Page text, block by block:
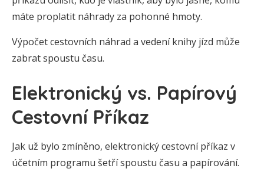
máte proplatit náhrady za pohonné hmoty.
Výpočet cestovních náhrad a vedení knihy jízd může
zabrat spoustu času.
Elektronický vs. Papírový
Cestovní Příkaz
Jak už bylo zmíněno, elektronický cestovní příkaz v
účetním programu šetří spoustu času a papírování.